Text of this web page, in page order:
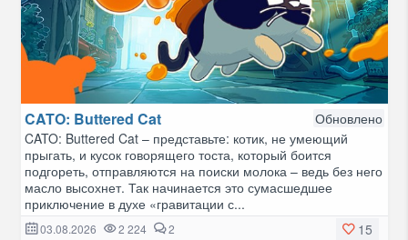
CATO: Buttered Cat
Обновлено
CATO: Buttered Cat – представьте: котик, не умеющий
прыгать, и кусок говорящего тоста, который боится
подгореть, отправляются на поиски молока – ведь без него
масло высохнет. Так начинается это сумасшедшее
приключение в духе «гравитации с...
15
03.08.2026 2 224 2